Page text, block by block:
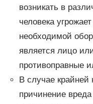
возникать в
человека
необходимой
является лицо
противоправные
В случае
причинение